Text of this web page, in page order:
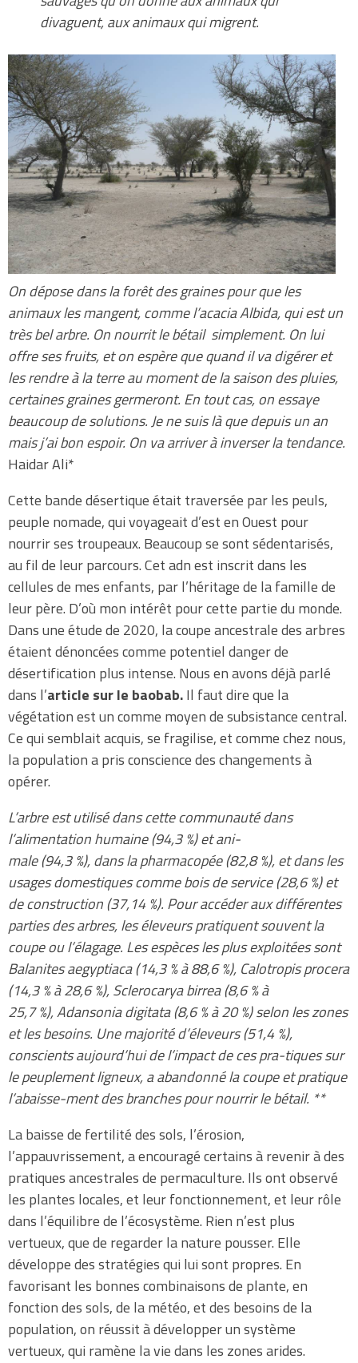
divaguent, aux animaux qui migrent.
On dépose dans la forêt des graines pour que les
animaux les mangent, comme l’acacia Albida, qui est un
très bel arbre. On nourrit le bétail simplement. On lui
offre ses fruits, et on espère que quand il va digérer et
les rendre à la terre au moment de la saison des pluies,
certaines graines germeront. En tout cas, on essaye
beaucoup de solutions. Je ne suis là que depuis un an
mais j’ai bon espoir. On va arriver à inverser la tendance.
Haidar Ali*
Cette bande désertique était traversée par les peuls,
peuple nomade, qui voyageait d’est en Ouest pour
nourrir ses troupeaux. Beaucoup se sont sédentarisés,
au fil de leur parcours. Cet adn est inscrit dans les
cellules de mes enfants, par l’héritage de la famille de
leur père. D’où mon intérêt pour cette partie du monde.
Dans une étude de 2020, la coupe ancestrale des arbres
étaient dénoncées comme potentiel danger de
désertification plus intense. Nous en avons déjà parlé
dans l’article sur le baobab.Il faut dire que la
végétation est un comme moyen de subsistance central.
Ce qui semblait acquis, se fragilise, et comme chez nous,
la population a pris conscience des changements à
opérer.
L’arbre est utilisé dans cette communauté dans
l’alimentation humaine (94,3 %) et ani-
male (94,3 %), dans la pharmacopée (82,8 %), et dans les
usages domestiques comme bois de service (28,6 %) et
de construction (37,14 %). Pour accéder aux différentes
parties des arbres, les éleveurs pratiquent souvent la
coupe ou l’élagage. Les espèces les plus exploitées sont
Balanites aegyptiaca (14,3 % à 88,6 %), Calotropis procera
(14,3 % à 28,6 %), Sclerocarya birrea (8,6 % à
25,7 %), Adansonia digitata (8,6 % à 20 %) selon les zones
et les besoins. Une majorité d’éleveurs (51,4 %),
conscients aujourd’hui de l’impact de ces pra-tiques sur
le peuplement ligneux, a abandonné la coupe et pratique
l’abaisse-ment des branches pour nourrir le bétail. **
La baisse de fertilité des sols, l’érosion,
l’appauvrissement, a encouragé certains à revenir à des
pratiques ancestrales de permaculture. Ils ont observé
les plantes locales, et leur fonctionnement, et leur rôle
dans l’équilibre de l’écosystème. Rien n’est plus
vertueux, que de regarder la nature pousser. Elle
développe des stratégies qui lui sont propres. En
favorisant les bonnes combinaisons de plante, en
fonction des sols, de la météo, et des besoins de la
population, on réussit à développer un système
vertueux, qui ramène la vie dans les zones arides.